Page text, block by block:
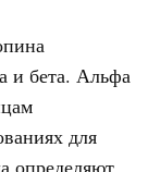
и бета. Альфа
для
определяют